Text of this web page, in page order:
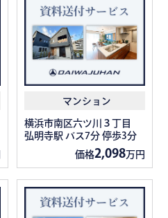
マンション
横浜市南区六ツ川３丁目
弘明寺駅 バス7分 停歩3分
価格2,098万円